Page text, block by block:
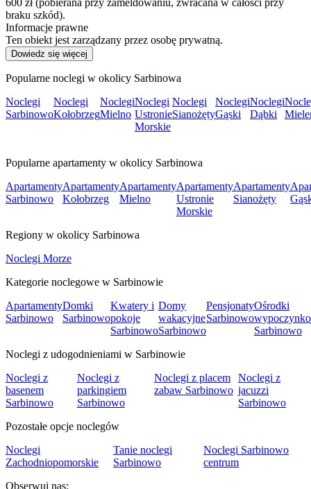
600 zł (pobierana przy zameldowaniu, zwracana w całości przy
braku szkód).
Informacje prawne
Ten obiekt jest zarządzany przez osobę prywatną.
Dowiedz się więcej
Popularne noclegi w okolicy Sarbinowa
Noclegi
Sarbinowo
Noclegi
Kołobrzeg
Noclegi
Mielno
Noclegi
Ustronie
Morskie
Noclegi
Sianożęty
Noclegi
Gąski
Noclegi
Dąbki
Popularne apartamenty w okolicy Sarbinowa
Apartamenty
Sarbinowo
Apartamenty
Kołobrzeg
Apartamenty
Mielno
Apartamenty
Ustronie
Morskie
Apartamenty
Sianożęty
Regiony w okolicy Sarbinowa
Noclegi Morze
Kategorie noclegowe w Sarbinowie
Apartamenty
Sarbinowo
Domki
Sarbinowo
Kwatery i
pokoje
Sarbinowo
Domy
wakacyjne
Sarbinowo
Pensjonaty
Sarbinowo
Ośrodki
Sarbinowo
Noclegi z udogodnieniami w Sarbinowie
Noclegi z
basenem
Sarbinowo
Noclegi z
parkingiem
Sarbinowo
Noclegi z placem
zabaw Sarbinowo
Noclegi z
jacuzzi
Sarbinowo
Pozostałe opcje noclegów
Noclegi
Zachodniopomorskie
Tanie noclegi
Sarbinowo
Noclegi Sarbinowo
centrum
Obserwuj nas: